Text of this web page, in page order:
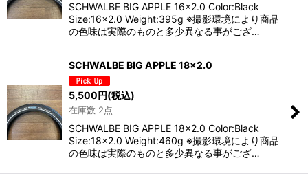
SCHWALBE BIG APPLE 16×2.0 Color:Black
Size:16×2.0 Weight:395g ※撮影環境により商品
の色味は実際のものと多少異なる事がござ…
SCHWALBE BIG APPLE 18×2.0
5,500円(税込)
在庫数 2点
SCHWALBE BIG APPLE 18×2.0 Color:Black
Size:18×2.0 Weight:460g ※撮影環境により商品
の色味は実際のものと多少異なる事がござ…